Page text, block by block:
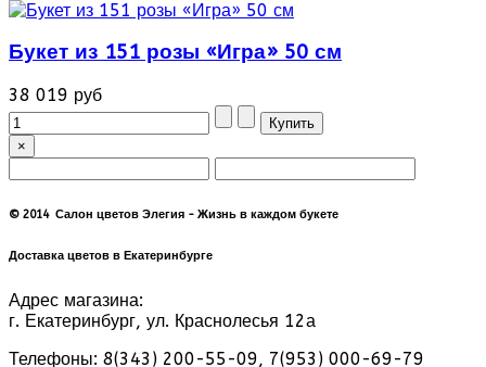
Букет из 151 розы «Игра» 50 см
38 019 руб
×
© 2014 Салон цветов Элегия - Жизнь в каждом букете
Доставка цветов в Екатеринбурге
Адрес магазина:
г. Екатеринбург, ул. Краснолесья 12а
Телефоны: 8(343) 200-55-09, 7(953) 000-69-79